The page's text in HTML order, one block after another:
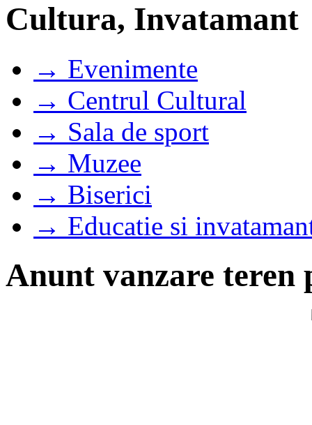
Cultura, Invatamant
→ Evenimente
→ Centrul Cultural
→ Sala de sport
→ Muzee
→ Biserici
→ Educatie si
Anunt vanzare